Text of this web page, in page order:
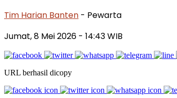
Tim Harian Banten - Pewarta
Jumat, 8 Mei 2026 - 14:43 WIB
URL berhasil dicopy